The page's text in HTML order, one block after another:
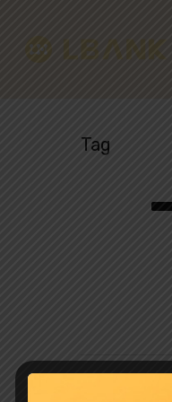
Hit enter
Tag